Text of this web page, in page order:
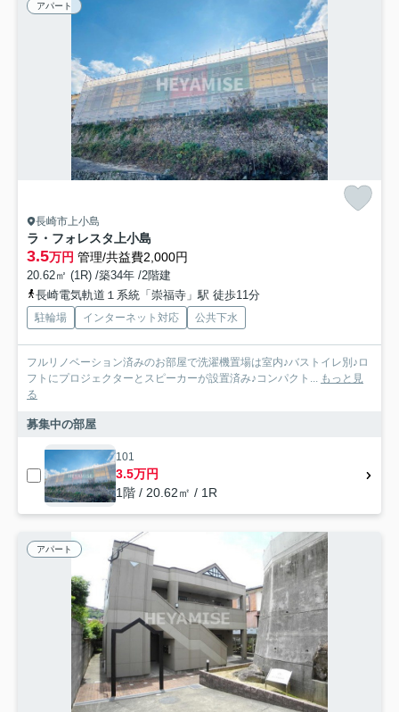
アパート
長崎市上小島
ラ・フォレスタ上小島
3.5万円 管理/共益費2,000円
20.62㎡ (1R) /築34年 /2階建
長崎電気軌道１系統「崇福寺」駅 徒歩11分
駐輪場 インターネット対応 公共下水
フルリノベーション済みのお部屋で洗濯機置場は室内♪バストイレ別♪ロ
フトにプロジェクターとスピーカーが設置済み♪コンパクト... もっと見
る
募集中の部屋
101
3.5万円
1階 / 20.62㎡ / 1R
アパート